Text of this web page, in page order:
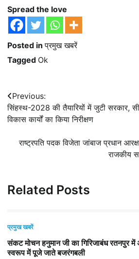
Spread the love
Posted inप्रमुख खबरें
Tagged Ok
Post
navigation
Previous:
सिंहस्थ-2028 की तैयारियों में जुटी सरकार,
विकास कार्यों का किया निरीक्षण
राष्ट्रपति पदक विजेता जांबाज प्रधान
राजकीय
Related Posts
प्रमुख खबरें
संकट मोचन हनुमान जी का गिरिजाबंध रतनपुर में
स्वरूप में पूजे जाते बजरंगबली